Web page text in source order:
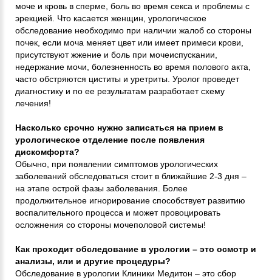
моче и кровь в сперме, боль во время секса и проблемы с
эрекцией. Что касается женщин, урологическое
обследование необходимо при наличии жалоб со стороны
почек, если моча меняет цвет или имеет примеси крови,
присутствуют жжение и боль при мочеиспускании,
недержание мочи, болезненность во время полового акта,
часто обстряются циститы и уретриты. Уролог проведет
диагностику и по ее результатам разработает схему
лечения!
Насколько срочно нужно записаться на прием в
урологическое отделение после появления
дискомфорта?
Обычно, при появлении симптомов урологических
заболеваний обследоваться стоит в ближайшие 2-3 дня –
на этапе острой фазы заболевания. Более
продолжительное игнорирование способствует развитию
воспалительного процесса и может провоцировать
осложнения со стороны мочеполовой системы!
Как проходит обследование в урологии – это осмотр и
анализы, или и другие процедуры?
Обследование в урологии Клиники Медитон – это сбор